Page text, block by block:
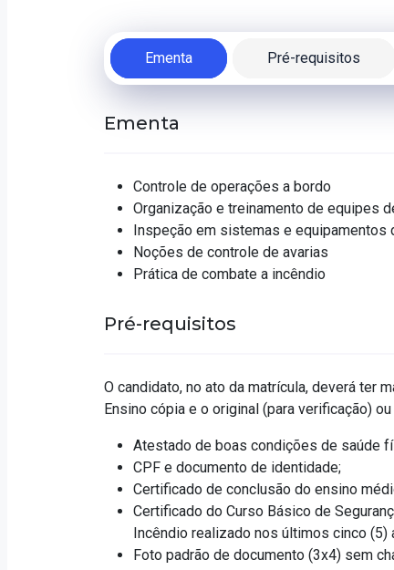
Ementa Pré-requisitos
Ementa
Controle de operações a bordo
Organização e treinamento de equipes
Inspeção em sistemas e equipamentos
Noções de controle de avarias
Prática de combate a incêndio
Pré-requisitos
O candidato, no ato da matrícula, deverá ter
Ensino cópia e o original (para verificação)
Atestado de boas condições de saúde
CPF e documento de identidade;
Certificado de conclusão do ensino
Certificado do Curso Básico de
Incêndio realizado nos últimos cinco (5)
Foto padrão de documento (3x4) sem